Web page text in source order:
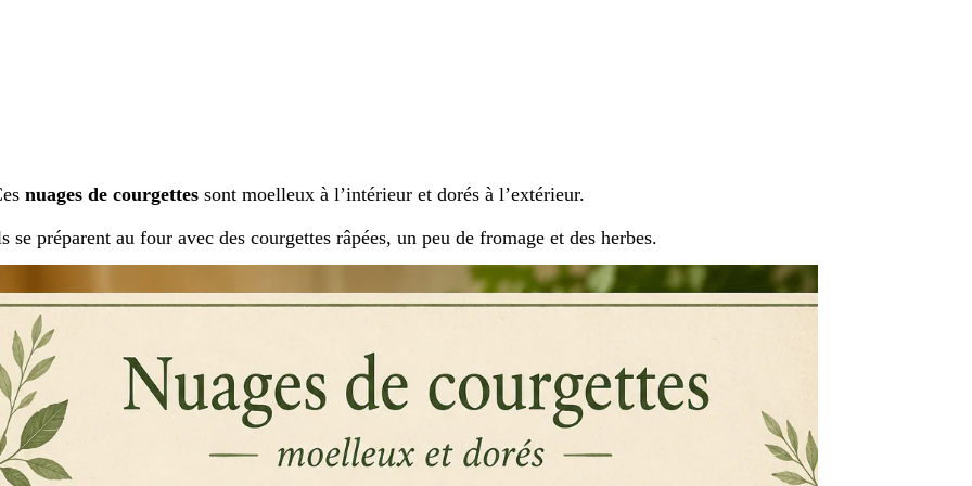
nuages de courgettessont moelleux à l’intérieur et dorés à l’extérieur.
se préparent au four avec des courgettes râpées, un peu de fromage et des herbes.